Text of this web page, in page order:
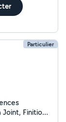
Particulier
Finition,